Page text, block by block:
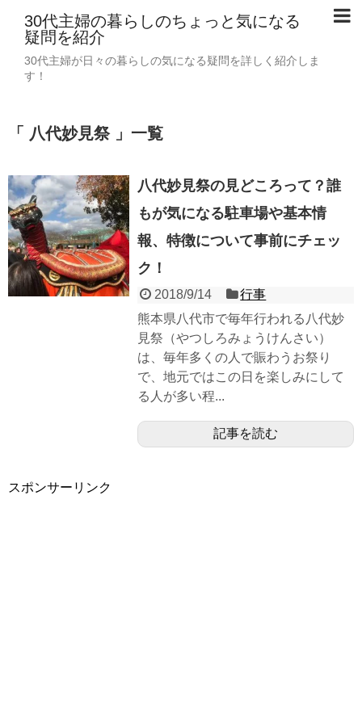
30代主婦の暮らしのちょっと気になる
疑問を紹介
30代主婦が日々の暮らしの気になる疑問を詳しく紹介しま
す！
「 八代妙見祭 」一覧
八代妙見祭の見どころって？誰
もが気になる駐車場や基本情
報、特徴について事前にチェッ
ク！
2018/9/14
行事
熊本県八代市で毎年行われる八代妙
見祭（やつしろみょうけんさい）
は、毎年多くの人で賑わうお祭り
で、地元ではこの日を楽しみにして
る人が多い程...
記事を読む
スポンサーリンク